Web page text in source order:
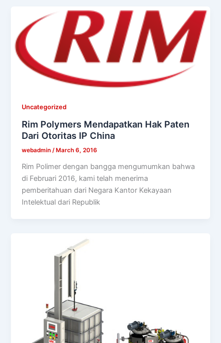
Uncategorized
Rim Polymers Mendapatkan Hak Paten
Dari Otoritas IP China
webadmin/ March 6, 2016
Rim Polimer dengan bangga mengumumkan bahwa
di Februari 2016, kami telah menerima
pemberitahuan dari Negara Kantor Kekayaan
Intelektual dari Republik